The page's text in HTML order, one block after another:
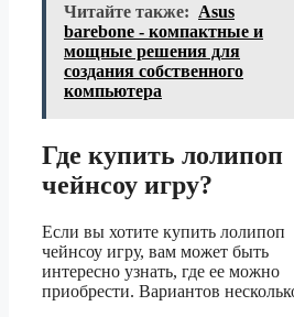
Читайте также: Asus
barebone - компактные и
мощные решения для
создания собственного
компьютера
Где купить лолипоп
чейнсоу игру?
Если вы хотите купить лолипоп
чейнсоу игру, вам может быть
интересно узнать, где ее можно
приобрести. Вариантов